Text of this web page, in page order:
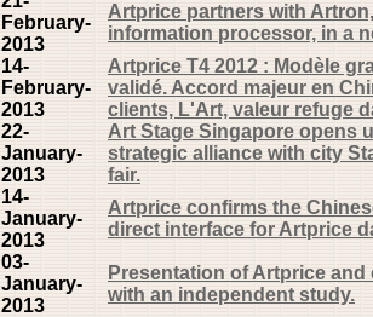
February-
2013
Artprice partners with
information processor, in a
14-
February-
2013
Artprice T4 2012 : Modèle
validé. Accord majeur en
clients, L'Art, valeur refuge
22-
January-
2013
Art Stage Singapore opens
strategic alliance with city
fair.
14-
January-
2013
Artprice confirms the
direct interface for Artprice
03-
January-
2013
Presentation of Artprice
with an independent study.